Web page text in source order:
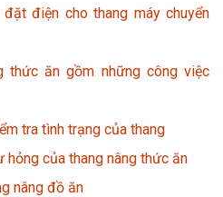
điện cho thang máy chuyển
thức ăn gồm những công việc
tra tình trạng của thang
hỏng của thang nâng thức ăn
nâng đồ ăn